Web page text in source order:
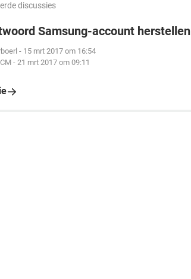
discussies
Samsung-account herstellen
- 15 mrt 2017 om 16:54
- 21 mrt 2017 om 09:11